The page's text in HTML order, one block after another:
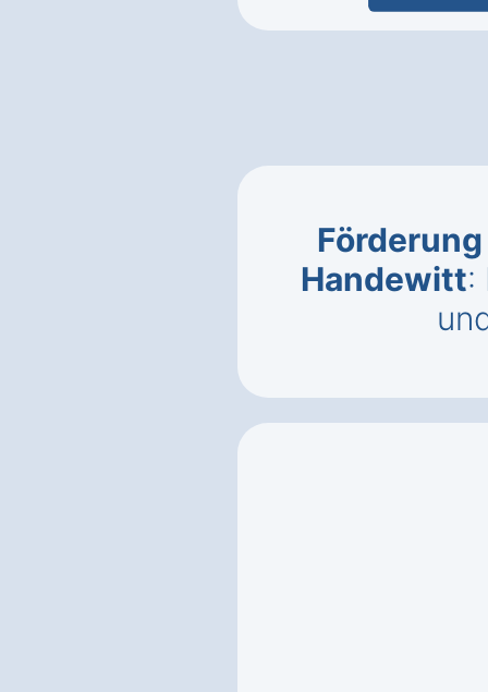
Handewitt: